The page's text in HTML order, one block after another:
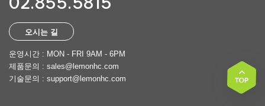
오시는 길
운영시간 : MON - FRI 9AM - 6PM
제품문의 : sales@lemonhc.com
기술문의 : support@lemonhc.com